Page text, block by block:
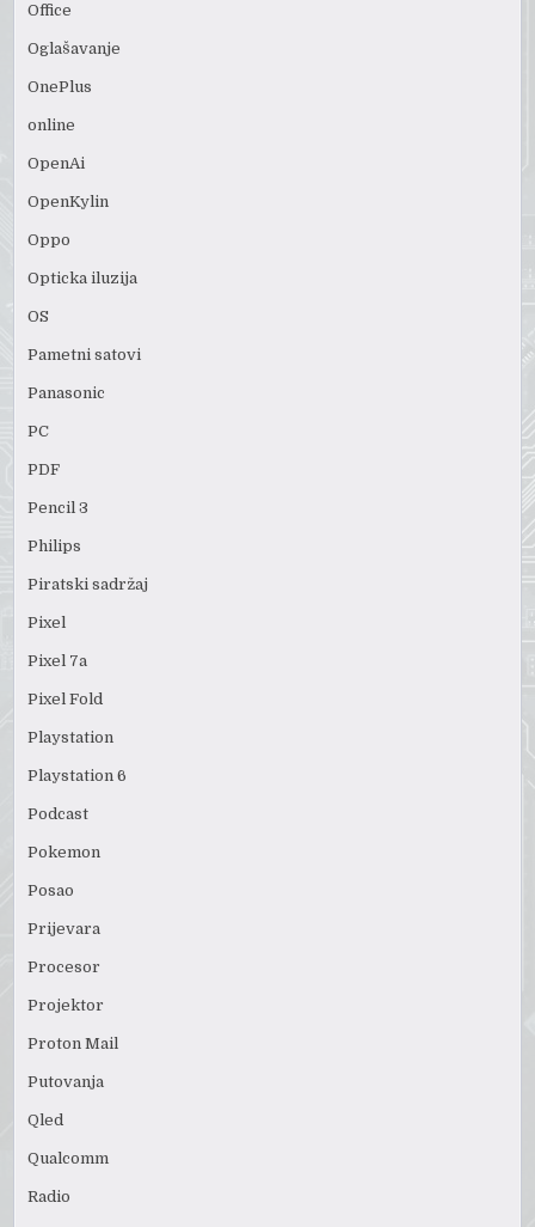
Office
Oglašavanje
OnePlus
online
OpenAi
OpenKylin
Oppo
Opticka iluzija
OS
Pametni satovi
Panasonic
PC
PDF
Pencil 3
Philips
Piratski sadržaj
Pixel
Pixel 7a
Pixel Fold
Playstation
Playstation 6
Podcast
Pokemon
Posao
Prijevara
Procesor
Projektor
Proton Mail
Putovanja
Qled
Qualcomm
Radio